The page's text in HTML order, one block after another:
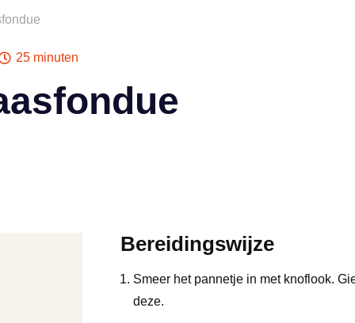
25 minuten
Bereidingswijze
Smeer het pannetje in met knoflook.
deze.